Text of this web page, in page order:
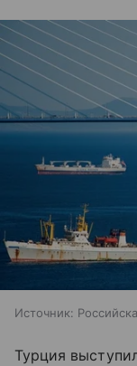
Источник:
Турция